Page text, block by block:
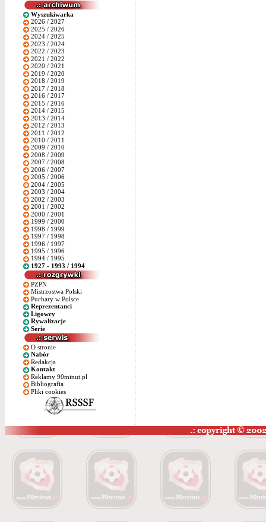
Wyszukiwarka
2026 / 2027
2025 / 2026
2024 / 2025
2023 / 2024
2022 / 2023
2021 / 2022
2020 / 2021
2019 / 2020
2018 / 2019
2017 / 2018
2016 / 2017
2015 / 2016
2014 / 2015
2013 / 2014
2012 / 2013
2011 / 2012
2010 / 2011
2009 / 2010
2008 / 2009
2007 / 2008
2006 / 2007
2005 / 2006
2004 / 2005
2003 / 2004
2002 / 2003
2001 / 2002
2000 / 2001
1999 / 2000
1998 / 1999
1997 / 1998
1996 / 1997
1995 / 1996
1994 / 1995
1927 - 1993 / 1994
PZPN
Mistrzostwa Polski
Puchary w Polsce
Reprezentanci
Ligowcy
Rywalizacje
Serie
O stronie
Nabór
Redakcja
Kontakt
Reklamy 90minut.pl
Bibliografia
Pliki cookies